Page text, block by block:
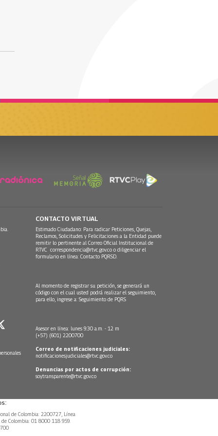
CONTACTO VIRTUAL
Estimado Ciudadano: Para radicar Peticiones, Quejas,
Reclamos, Solicitudes y Felicitaciones a la Entidad puede
remitir lo pertinente al Correo Oficial Institucional de
RTVC correspondencia@rtvc.gov.co o diligenciar el
formulario en línea: Contacto PQRSD.
Al momento de registrar su petición, se generará un
código con el cual usted podrá realizar el seguimiento,
para ello, ingrese a: Seguimiento de PQRS
Asesor en línea: lunes 9:30 a.m. - 12 m
(+57) (601) 2200700
Correo de notificaciones judiciales:
notificacionesjudiciales@rtvc.gov.co
Denuncias por actos de corrupción:
soytransparente@rtvc.gov.co
de Colombia: 2200727, Línea
Colombia: 01 8000 118 959.